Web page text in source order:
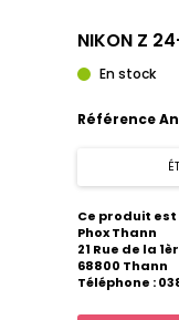
NIKON Z
En stock
Référence
Ce produit
Phox Thann
21 Rue de la
68800 Thann
Téléphone :